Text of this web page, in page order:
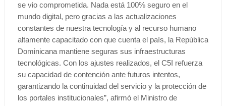
se vio comprometida. Nada está 100% seguro en el
mundo digital, pero gracias a las actualizaciones
constantes de nuestra tecnología y al recurso humano
altamente capacitado con que cuenta el país, la República
Dominicana mantiene seguras sus infraestructuras
tecnológicas. Con los ajustes realizados, el C5I refuerza
su capacidad de contención ante futuros intentos,
garantizando la continuidad del servicio y la protección de
los portales institucionales”, afirmó el Ministro de